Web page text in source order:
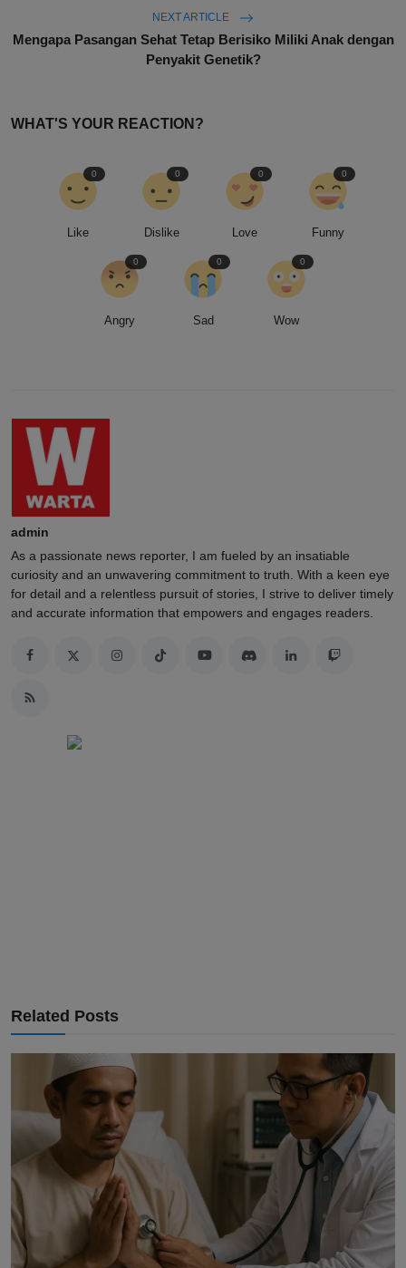
NEXT ARTICLE
Mengapa Pasangan Sehat Tetap Berisiko Miliki Anak dengan
Penyakit Genetik?
WHAT'S YOUR REACTION?
Like
0
Dislike
0
Love
0
Funny
0
Angry
0
Sad
0
Wow
0
admin
As a passionate news reporter, I am fueled by an insatiable
curiosity and an unwavering commitment to truth. With a keen eye
for detail and a relentless pursuit of stories, I strive to deliver timely
and accurate information that empowers and engages readers.
Related Posts